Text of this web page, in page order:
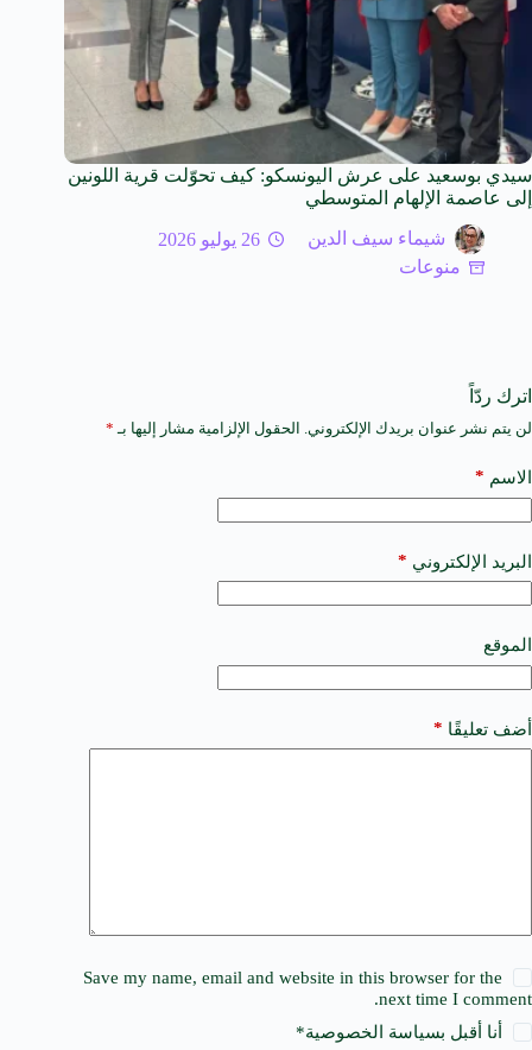
سيدي بوسعيد على عرش اليونسكو: كيف تحوّلت قرية اللونين
إلى عاصمة الإلهام المتوسطي
شيماء سيف الدين
26 يوليو 2026
منوعات
اترك ردّاً
لن يتم نشر عنوان بريدك الإلكتروني. الحقول الإلزامية مشار إليها بـ *
الاسم *
البريد الإلكتروني *
الموقع
أضف تعليقًا *
Save my name, email and website in this browser for the
next time I comment.
أنا أقبل بسياسة الخصوصية*
A
t
e
a
t
i
e
: